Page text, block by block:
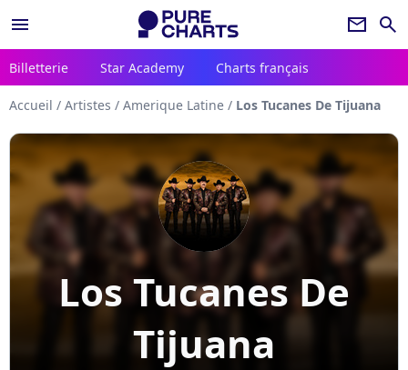
menu newsletter search
Billetterie Star Academy Charts français
Accueil / Artistes / Amerique Latine / Los Tucanes De Tijuana
Los Tucanes De
Tijuana